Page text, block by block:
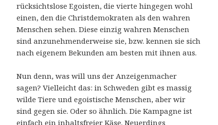
rücksichtslose Egoisten, die vierte hingegen wohl
einen, den die Christdemokraten als den wahren
Menschen sehen. Diese einzig wahren Menschen
sind anzunehmenderweise sie, bzw. kennen sie sich
nach eigenem Bekunden am besten mit ihnen aus.
Nun denn, was will uns der Anzeigenmacher
sagen? Vielleicht das: in Schweden gibt es massig
wilde Tiere und egoistische Menschen, aber wir
sind gegen sie. Oder so ähnlich. Die Kampagne ist
einfach ein inhaltsfreier Käse. Neuerdings